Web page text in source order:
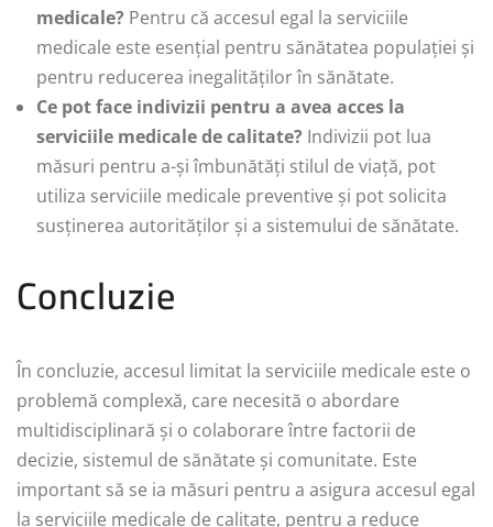
medicale? Pentru că accesul egal la serviciile
medicale este esențial pentru sănătatea populației și
pentru reducerea inegalităților în sănătate.
Ce pot face indivizii pentru a avea acces la
serviciile medicale de calitate? Indivizii pot lua
măsuri pentru a-și îmbunătăți stilul de viață, pot
utiliza serviciile medicale preventive și pot solicita
susținerea autorităților și a sistemului de sănătate.
Concluzie
În concluzie, accesul limitat la serviciile medicale este o
problemă complexă, care necesită o abordare
multidisciplinară și o colaborare între factorii de
decizie, sistemul de sănătate și comunitate. Este
important să se ia măsuri pentru a asigura accesul egal
la serviciile medicale de calitate, pentru a reduce